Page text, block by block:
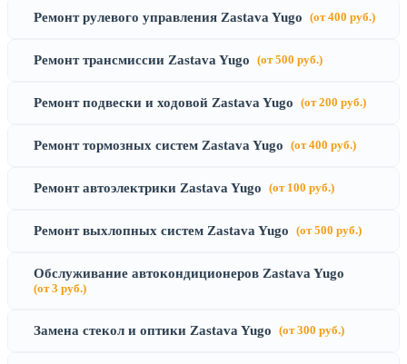
Ремонт рулевого управления Zastava Yugo (от 400 руб.)
Ремонт трансмиссии Zastava Yugo (от 500 руб.)
Ремонт подвески и ходовой Zastava Yugo (от 200 руб.)
Ремонт тормозных систем Zastava Yugo (от 400 руб.)
Ремонт автоэлектрики Zastava Yugo (от 100 руб.)
Ремонт выхлопных систем Zastava Yugo (от 500 руб.)
Обслуживание автокондиционеров Zastava Yugo
(от 3 руб.)
Замена стекол и оптики Zastava Yugo (от 300 руб.)